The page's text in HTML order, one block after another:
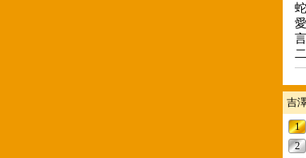
吉
1
2